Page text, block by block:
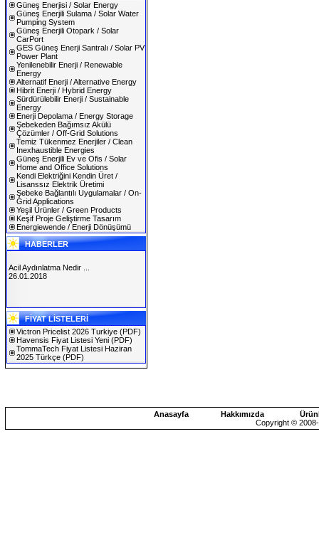
Güneş Enerjisi / Solar Energy
Güneş Enerjili Sulama / Solar Water
Pumping System
Güneş Enerjili Otopark / Solar
CarPort
GES Güneş Enerji Santralı / Solar PV
Power Plant
Yenilenebilir Enerji / Renewable
Energy
Alternatif Enerji / Alternative Energy
Hibrit Enerji / Hybrid Energy
Sürdürülebilir Enerji / Sustainable
Energy
Enerji Depolama / Energy Storage
Şebekeden Bağımsız Akülü
Çözümler / Off-Grid Solutions
Temiz Tükenmez Enerjiler / Clean
Inexhaustible Energies
Güneş Enerjili Ev ve Ofis / Solar
Home and Office Solutions
Kendi Elektriğini Kendin Üret /
Lisanssız Elektrik Üretimi
Şebeke Bağlantılı Uygulamalar / On-
Grid Applications
Yeşil Ürünler / Green Products
Keşif Proje Geliştirme Tasarım
Energiewende / Enerji Dönüşümü
HABERLER
SOLAREX ISTANBUL 2019
30.01.2019
Acil Aydınlatma Nedir ...
26.01.2018
FİYAT LİSTELERİ
Victron Pricelist 2026 Turkiye (PDF)
Havensis Fiyat Listesi Yeni (PDF)
TommaTech Fiyat Listesi Haziran
2025 Türkçe (PDF)
Anasayfa Hakkımızda
Copyright ©